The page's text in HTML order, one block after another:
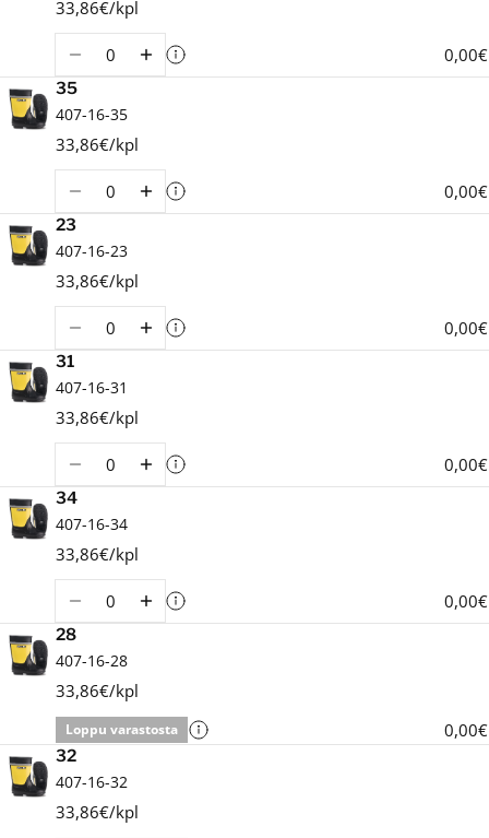
33,86€/kpl
0,00€
35
407-16-35
33,86€/kpl
0,00€
23
407-16-23
33,86€/kpl
0,00€
31
407-16-31
33,86€/kpl
0,00€
34
407-16-34
33,86€/kpl
0,00€
28
407-16-28
33,86€/kpl
Loppu varastosta 0,00€
32
407-16-32
33,86€/kpl